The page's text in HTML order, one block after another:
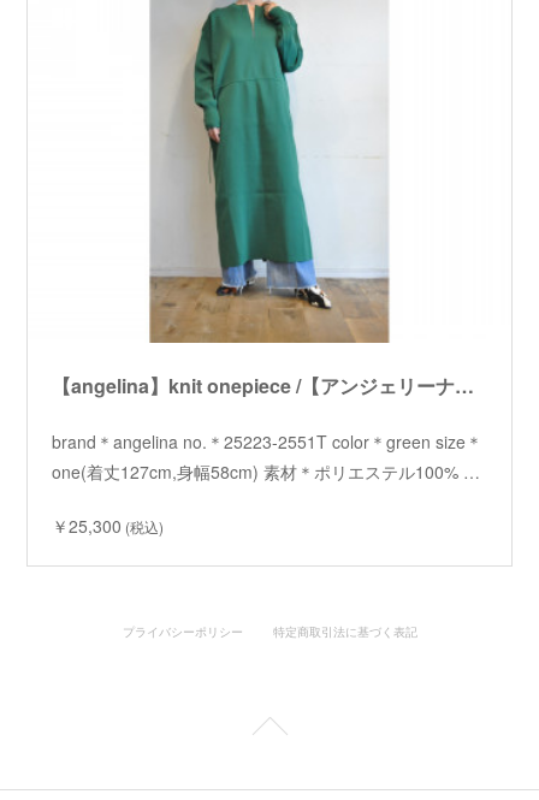
【angelina】knit onepiece /【アンジェリーナ】ニットワンピース
brand＊angelina no.＊25223-2551T color＊green size＊
one(着丈127cm,身幅58cm) 素材＊ポリエステル100% …
￥25,300 (税込)
プライバシーポリシー 特定商取引法に基づく表記